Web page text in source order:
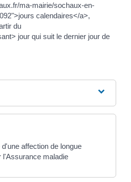
ma-mairie/sochaux-en-
calendaires</a>,
du
jour qui suit le dernier jour de
affection de longue
l'Assurance maladie